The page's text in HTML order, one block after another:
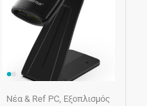
Νέα & Ref PC, Εξοπλισμός